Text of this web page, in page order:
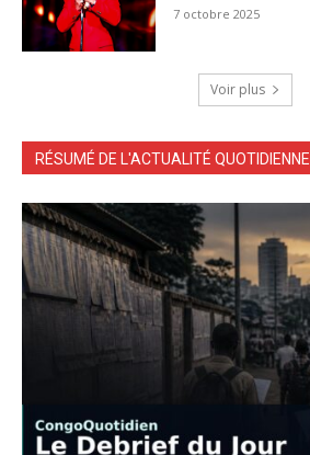
7 octobre 2025
Voir plus
RÉSUMÉ DE L'ACTUALITÉ QUOTIDIENNE